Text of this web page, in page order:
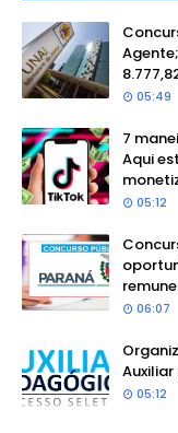
05:49
7
Aqui
05:12
06:07
05:12